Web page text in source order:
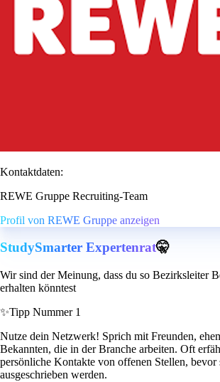
Kontaktdaten:
REWE Gruppe Recruiting-Team
Profil von REWE Gruppe anzeigen
StudySmarter Expertenrat🤫
Wir sind der Meinung, dass du so Bezirksleiter
erhalten könntest
✨Tipp Nummer 1
Nutze dein Netzwerk! Sprich mit Freunden,
Bekannten, die in der Branche arbeiten. Oft
persönliche Kontakte von offenen Stellen,
ausgeschrieben werden.